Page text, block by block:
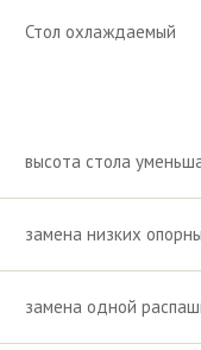
Стол охлаждаемый
высота стола
замена низких
замена одной